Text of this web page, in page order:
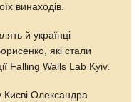
винаходів.
й українці
які стали
Falling Walls Lab Kyiv.
Олександра